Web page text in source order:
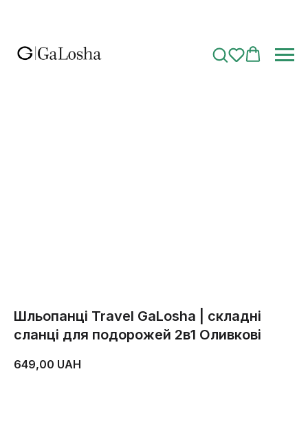
Шльопанці Travel GaLosha | складні
сланці для подорожей 2в1 Оливкові
649,00 UAH